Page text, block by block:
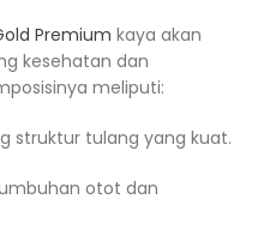
Premium kaya akan
kesehatan dan
meliputi:
struktur tulang yang kuat.
otot dan